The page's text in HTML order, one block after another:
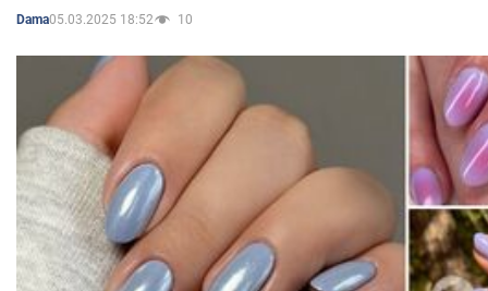
Dama05.03.2025 18:52 10